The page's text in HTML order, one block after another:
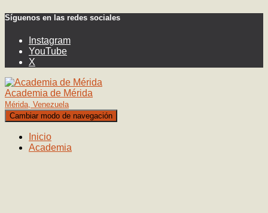
Síguenos en las redes sociales
Instagram
YouTube
X
Academia de Mérida
Mérida, Venezuela
Cambiar modo de navegación
Inicio
Academia